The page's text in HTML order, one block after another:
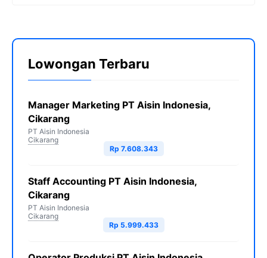
Lowongan Terbaru
Manager Marketing PT Aisin Indonesia,
Cikarang
PT Aisin Indonesia
Cikarang
Rp 7.608.343
Staff Accounting PT Aisin Indonesia,
Cikarang
PT Aisin Indonesia
Cikarang
Rp 5.999.433